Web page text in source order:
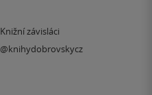
Knižní závisláci
@knihydobrovskycz